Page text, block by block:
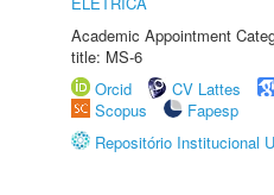
Academic Appointment
title: MS-6
Orcid
CV Lattes
Scopus
Fapesp
Repositório Institucional